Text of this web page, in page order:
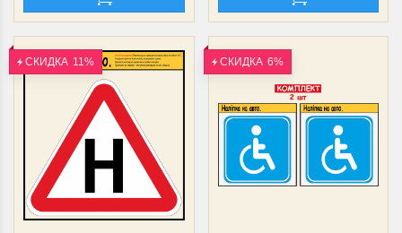
СКИДКА 11% СКИДКА 6%